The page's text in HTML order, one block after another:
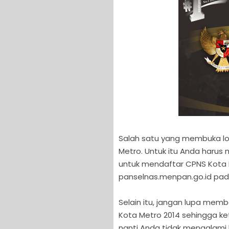
Salah satu yang membuka
Metro. Untuk itu Anda harus
untuk mendaftar CPNS
panselnas.menpan.go.id
Selain itu, jangan lupa
Kota Metro 2014 sehingga